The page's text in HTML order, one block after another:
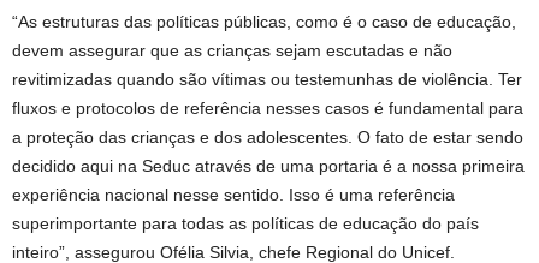
“As estruturas das políticas públicas, como é o caso de educação,
devem assegurar que as crianças sejam escutadas e não
revitimizadas quando são vítimas ou testemunhas de violência. Ter
fluxos e protocolos de referência nesses casos é fundamental para
a proteção das crianças e dos adolescentes. O fato de estar sendo
decidido aqui na Seduc através de uma portaria é a nossa primeira
experiência nacional nesse sentido. Isso é uma referência
superimportante para todas as políticas de educação do país
inteiro”, assegurou Ofélia Silvia, chefe Regional do Unicef.